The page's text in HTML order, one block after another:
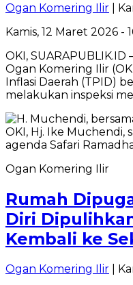
Ogan Komering Ilir |
Kamis, 12 Maret 2026 -
OKI,
Ogan Komering Ilir
Inflasi Daerah (TPID)
melakukan inspeksi
Ogan Komering Ilir
Rumah
Diri
Kembali ke
Ogan Komering Ilir |